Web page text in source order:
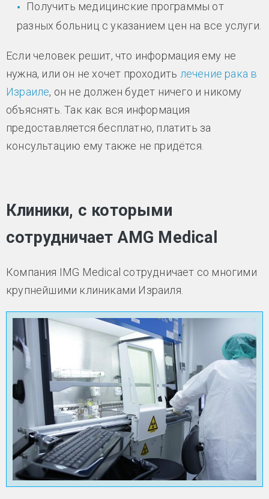
Получить медицинские программы от
разных больниц с указанием цен на все услуги.
Если человек решит, что информация ему не
нужна, или он не хочет проходить лечение рака в
Израиле, он не должен будет ничего и никому
объяснять. Так как вся информация
предоставляется бесплатно, платить за
консультацию ему также не придётся.
Клиники, с которыми
сотрудничает AMG Medical
Компания IMG Medical сотрудничает со многими
крупнейшими клиниками Израиля.